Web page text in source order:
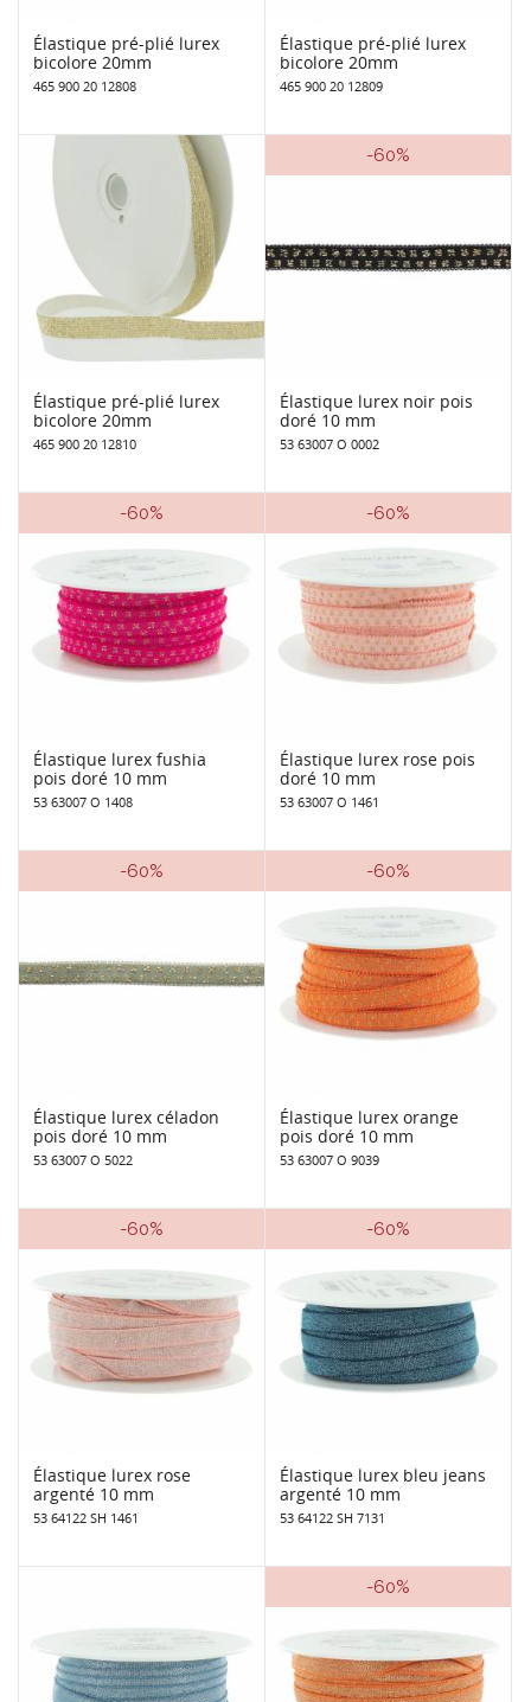
Élastique pré-plié lurex
bicolore 20mm
465 900 20 12808
Élastique pré-plié lurex
bicolore 20mm
465 900 20 12809
Élastique pré-plié lurex
bicolore 20mm
465 900 20 12810
-60%
Élastique lurex noir pois
doré 10 mm
53 63007 O 0002
-60%
Élastique lurex fushia
pois doré 10 mm
53 63007 O 1408
-60%
Élastique lurex rose pois
doré 10 mm
53 63007 O 1461
-60%
Élastique lurex céladon
pois doré 10 mm
53 63007 O 5022
-60%
Élastique lurex orange
pois doré 10 mm
53 63007 O 9039
-60%
Élastique lurex rose
argenté 10 mm
53 64122 SH 1461
-60%
Élastique lurex bleu jeans
argenté 10 mm
53 64122 SH 7131
-60%